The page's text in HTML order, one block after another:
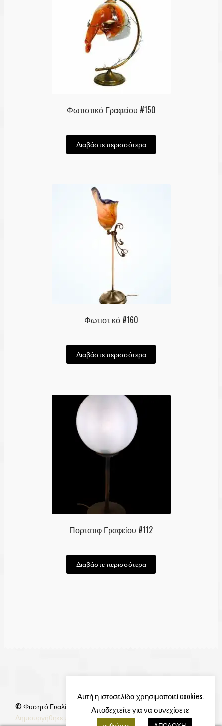
Φωτιστικό Γραφείου #150
Διαβάστε περισσότερα
Φωτιστικό #160
Διαβάστε περισσότερα
Πορτατιφ Γραφείου #112
Διαβάστε περισσότερα
© Φυσητό Γυαλί 2026
Δημιουργήθηκε με Storefront & WooCommerce
Αυτή η ιστοσελίδα χρησιμοποιεί cookies.
Αποδεχτείτε για να συνεχίσετε